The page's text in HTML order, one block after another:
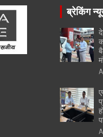
ब्रेकिंग